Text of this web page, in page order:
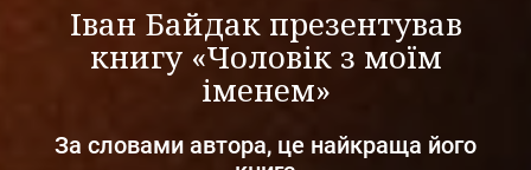
Іван Байдак презентував
книгу «Чоловік з моїм
іменем»
За словами автора, це найкраща його